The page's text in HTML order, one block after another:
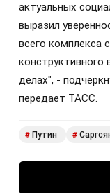
актуальных
выразил
всего комплекса
конструктивного
делах", -
передает ТАСС.
# Путин #